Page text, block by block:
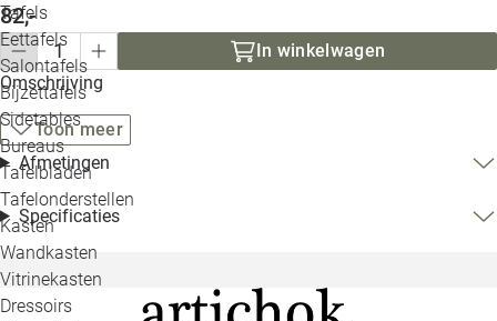
Tafels
Eettafels
Salontafels
Bijzettafels
Sidetables
Bureaus
Tafelbladen
Tafelonderstellen
Kasten
Wandkasten
Vitrinekasten
Dressoirs
82,-
In winkelwagen
Omschrijving
Toon meer
Afmetingen
Specificaties